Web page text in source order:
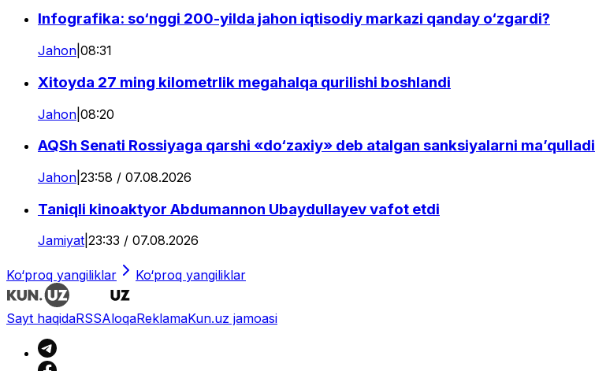
Infografika: so‘nggi 200-yilda jahon iqtisodiy markazi qanday o‘zgardi?
Jahon 08:31
Xitoyda 27 ming kilometrlik megahalqa qurilishi boshlandi
Jahon 08:20
AQSh Senati Rossiyaga qarshi «do‘zaxiy» deb atalgan sanksiyalarni ma’qulladi
Jahon 23:58 / 07.08.2026
Taniqli kinoaktyor Abdumannon Ubaydullayev vafot etdi
Jamiyat 23:33 / 07.08.2026
Ko‘proq yangiliklar Ko‘proq yangiliklar
Sayt haqidaRSSAloqaReklamaKun.uz jamoasi